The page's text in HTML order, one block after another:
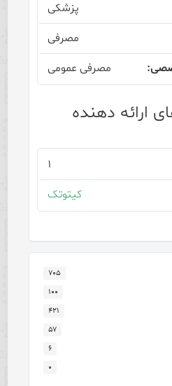
پزشکی
مصرفی
مصرفی عمومی
ارائه دهنده
۱
کیتوتک
۷۰۵
۱۰۰
۴۲۱
۵۷
۶
۰